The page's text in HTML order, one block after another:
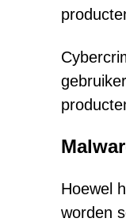
Hoewel
worden